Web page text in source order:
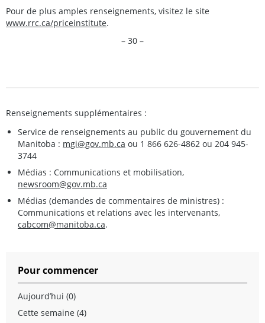
Pour de plus amples renseignements, visitez le site
www.rrc.ca/priceinstitute.
– 30 –
Renseignements supplémentaires :
Service de renseignements au public du gouvernement du
Manitoba : mgi@gov.mb.ca ou 1 866 626-4862 ou 204 945-
3744
Médias : Communications et mobilisation,
newsroom@gov.mb.ca
Médias (demandes de commentaires de ministres) :
Communications et relations avec les intervenants,
cabcom@manitoba.ca.
Pour commencer
Aujourd’hui (0)
Cette semaine (4)